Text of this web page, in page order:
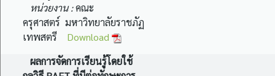
หน่วยงาน :คณะ
ครุศาสตร์ มหาวิทยาลัยราชภัฏ
เทพสตรี Download
ผลการจัดการเรียนรู้โดยใช้